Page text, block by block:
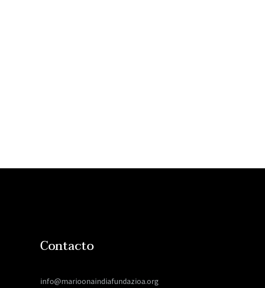
Contacto
info@marioonaindiafundazioa.org